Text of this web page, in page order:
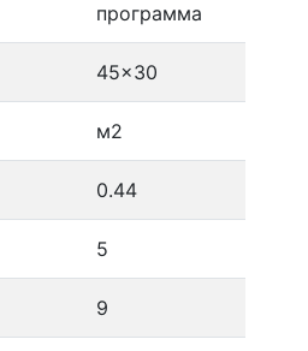
программа
45x30
м2
0.44
5
9